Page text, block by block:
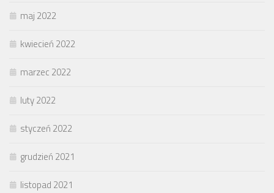
maj 2022
kwiecień 2022
marzec 2022
luty 2022
styczeń 2022
grudzień 2021
listopad 2021